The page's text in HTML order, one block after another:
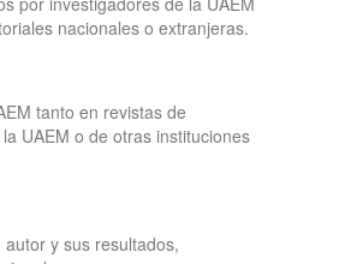
nacionales o extranjeras.
tanto en revistas de
UAEM o de otras instituciones
y sus resultados,